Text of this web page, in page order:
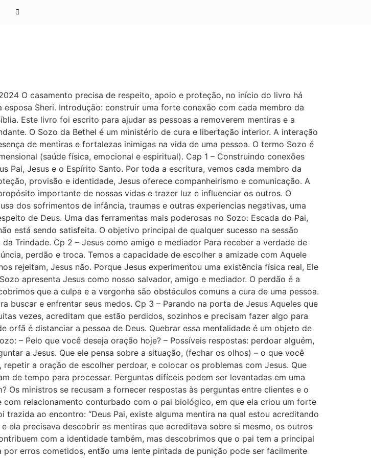
O casamento precisa de respeito, apoio e proteção, no início do livro há
Sheri. Introdução: construir uma forte conexão com cada membro da
Este livro foi escrito para ajudar as pessoas a removerem mentiras e a
O Sozo da Bethel é um ministério de cura e libertação interior. A interação
de mentiras e fortalezas inimigas na vida de uma pessoa. O termo Sozo é
(saúde física, emocional e espiritual). Cap 1 – Construindo conexões
Pai, Jesus e o Espírito Santo. Por toda a escritura, vemos cada membro da
provisão e identidade, Jesus oferece companheirismo e comunicação. A
importante de nossas vidas e trazer luz e influenciar os outros. O
dos sofrimentos de infância, traumas e outras experiencias negativas, uma
de Deus. Uma das ferramentas mais poderosas no Sozo: Escada do Pai,
está sendo satisfeita. O objetivo principal de qualquer sucesso na sessão
Trindade. Cp 2 – Jesus como amigo e mediador Para receber a verdade de
perdão e troca. Temos a capacidade de escolher a amizade com Aquele
rejeitam, Jesus não. Porque Jesus experimentou uma existência física real, Ele
apresenta Jesus como nosso salvador, amigo e mediador. O perdão é a
que a culpa e a vergonha são obstáculos comuns a cura de uma pessoa.
buscar e enfrentar seus medos. Cp 3 – Parando na porta de Jesus Aqueles que
vezes, acreditam que estão perdidos, sozinhos e precisam fazer algo para
é distanciar a pessoa de Deus. Quebrar essa mentalidade é um objeto de
– Pelo que você deseja oração hoje? – ⁠Possíveis respostas: perdoar alguém,
a Jesus. Que ele pensa sobre a situação, (fechar os olhos) – ⁠o que você
a oração de escolher perdoar, e colocar os problemas com Jesus. Que
de tempo para processar. Perguntas difíceis podem ser levantadas em uma
Os ministros se recusam a fornecer respostas às perguntas entre clientes e o
relacionamento conturbado com o pai biológico, em que ela criou um forte
ao encontro: “Deus Pai, existe alguma mentira na qual estou acreditando
ela precisava descobrir as mentiras que acreditava sobre si mesmo, os outros
com a identidade também, mas descobrimos que o pai tem a principal
erros cometidos, então uma lente pintada de punição pode ser facilmente